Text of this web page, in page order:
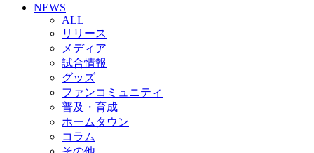
ボランティアチーム「volundeer」
ビクトリーロード
HOMEGAME
観戦ルール＆マナー
ホームゲーム運営管理規定
Jリーグ運営管理規定
写真・動画使用ガイドライン
ロートフィールド奈良
SCHEDULE
2026/27
練習見学時のファンサービスについて
NEWS
ALL
リリース
メディア
試合情報
グッズ
ファンコミュニティ
普及・育成
ホームタウン
コラム